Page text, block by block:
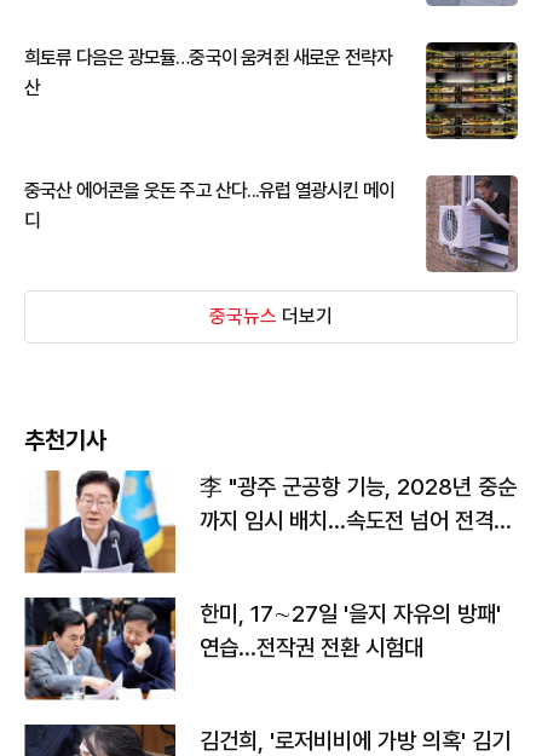
희토류 다음은 광모듈…중국이 움켜쥔 새로운 전략자
산
중국산 에어콘을 웃돈 주고 산다...유럽 열광시킨 메이
디
중국뉴스 더보기
추천기사
李 "광주 군공항 기능, 2028년 중순
까지 임시 배치…속도전 넘어 전격
한미, 17∼27일 '을지 자유의 방패'
연습…전작권 전환 시험대
김건희, '로저비비에 가방 의혹' 김기